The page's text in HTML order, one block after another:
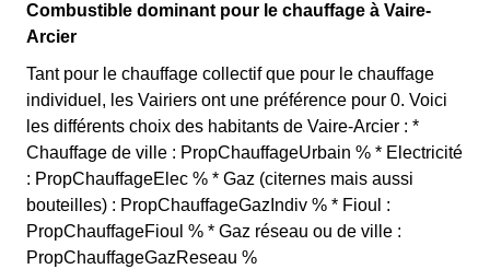
Combustible dominant pour le chauffage à Vaire-
Arcier
Tant pour le chauffage collectif que pour le chauffage
individuel, les Vairiers ont une préférence pour 0. Voici
les différents choix des habitants de Vaire-Arcier : *
Chauffage de ville : PropChauffageUrbain % * Electricité
: PropChauffageElec % * Gaz (citernes mais aussi
bouteilles) : PropChauffageGazIndiv % * Fioul :
PropChauffageFioul % * Gaz réseau ou de ville :
PropChauffageGazReseau %